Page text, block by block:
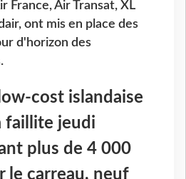
France, Air Transat, XL
ont mis en place des
d'horizon des
cost islandaise
faillite jeudi
plus de 4 000
le carreau, neuf